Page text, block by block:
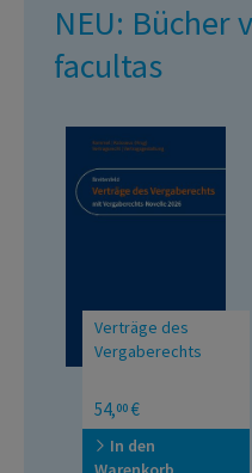
NEU: Bücher
facultas
Verträge des
Vergaberechts
54,00 €
In den